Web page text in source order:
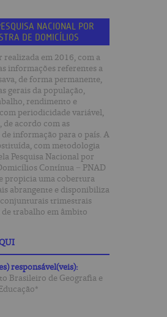
NACIONAL POR
DE DOMICÍLIOS
realizada em 2016, com a
informações referentes a
de forma permanente,
gerais da população,
rendimento e
periodicidade variável,
de acordo com as
de informação para o país. A
com metodologia
Pesquisa Nacional por
Contínua − PNAD
propicia uma cobertura
abrangente e disponibiliza
trimestrais
trabalho em âmbito
responsável(veis):
Brasileiro de Geografia e